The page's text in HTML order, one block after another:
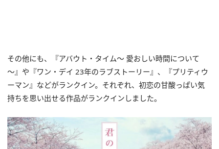
その他にも、『アバウト・タイム～ 愛おしい時間について
～』や『ワン・デイ 23年のラブストーリー』、『プリティウ
ーマン』などがランクイン。それぞれ、初恋の甘酸っぱい気
持ちを思い出せる作品がランクインしました。